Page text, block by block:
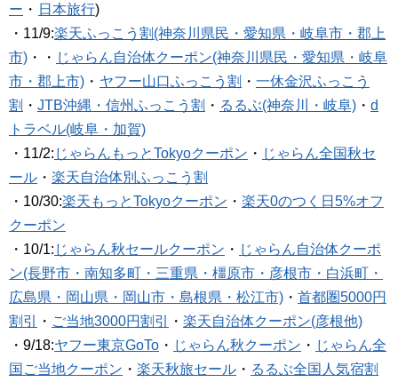
ー ・ 日本旅行)
・11/9:楽天ふっこう割(神奈川県民・愛知県・岐阜市・郡上
市) ・・ じゃらん自治体クーポン(神奈川県民・愛知県・岐阜
市・郡上市) ・ ヤフー山口ふっこう割 ・ 一休金沢ふっこう
割 ・ JTB沖縄・信州ふっこう割 ・ るるぶ(神奈川・岐阜) ・ d
トラベル(岐阜・加賀)
・11/2: じゃらんもっとTokyoクーポン ・ じゃらん全国秋セ
ール ・ 楽天自治体別ふっこう割
・10/30:楽天もっとTokyoクーポン ・ 楽天0のつく日5%オフ
クーポン
・10/1: じゃらん秋セールクーポン ・ じゃらん自治体クーポ
ン(長野市・南知多町・三重県・橿原市・彦根市・白浜町・
広島県・岡山県・岡山市・島根県・松江市) ・ 首都圏5000円
割引
・ ご当地3000円割引 ・ 楽天自治体クーポン(彦根他)
・9/18:ヤフー東京GoTo ・ じゃらん秋クーポン ・ じゃらん全
国ご当地クーポン ・ 楽天秋旅セール ・ るるぶ全国人気宿割